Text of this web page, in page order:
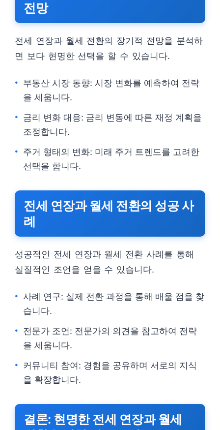
전망
전세 연장과 월세 전환의 장기적 전망을 분석하
면 보다 현명한 선택을 할 수 있습니다.
부동산 시장 동향: 시장 변화를 예측하여 전략
을 세웁니다.
금리 변화 대응: 금리 변동에 따른 재정 계획을
조정합니다.
주거 형태의 변화: 미래 주거 트렌드를 고려한
선택을 합니다.
전세 연장과 월세 전환의 성공 사
례
성공적인 전세 연장과 월세 전환 사례를 통해
실질적인 조언을 얻을 수 있습니다.
사례 연구: 실제 전환 과정을 통해 배울 점을 찾
습니다.
전문가 조언: 전문가의 의견을 참고하여 전략
을 세웁니다.
커뮤니티 참여: 경험을 공유하며 서로의 지식
을 확장합니다.
결론: 현명한 전세 연장과 월세